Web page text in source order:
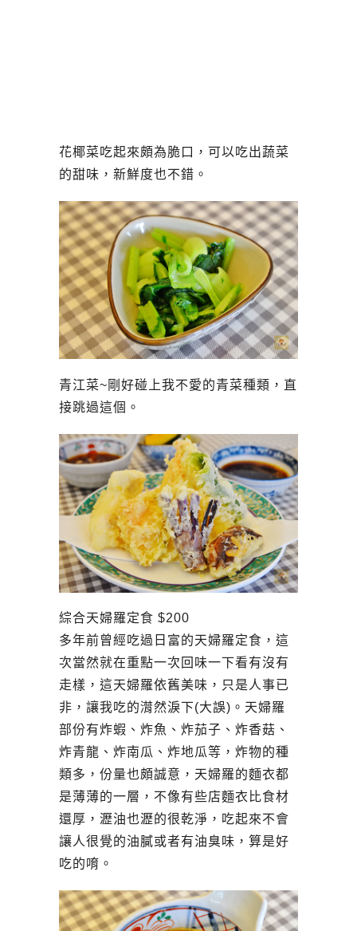
花椰菜吃起來頗為脆口，可以吃出蔬菜
的甜味，新鮮度也不錯。
青江菜~剛好碰上我不愛的青菜種類，直
接跳過這個。
綜合天婦羅定食 $200
多年前曾經吃過日富的天婦羅定食，這
次當然就在重點一次回味一下看有沒有
走樣，這天婦羅依舊美味，只是人事已
非，讓我吃的潸然淚下(大誤)。天婦羅
部份有炸蝦、炸魚、炸茄子、炸香菇、
炸青龍、炸南瓜、炸地瓜等，炸物的種
類多，份量也頗誠意，天婦羅的麵衣都
是薄薄的一層，不像有些店麵衣比食材
還厚，瀝油也瀝的很乾淨，吃起來不會
讓人很覺的油膩或者有油臭味，算是好
吃的唷。